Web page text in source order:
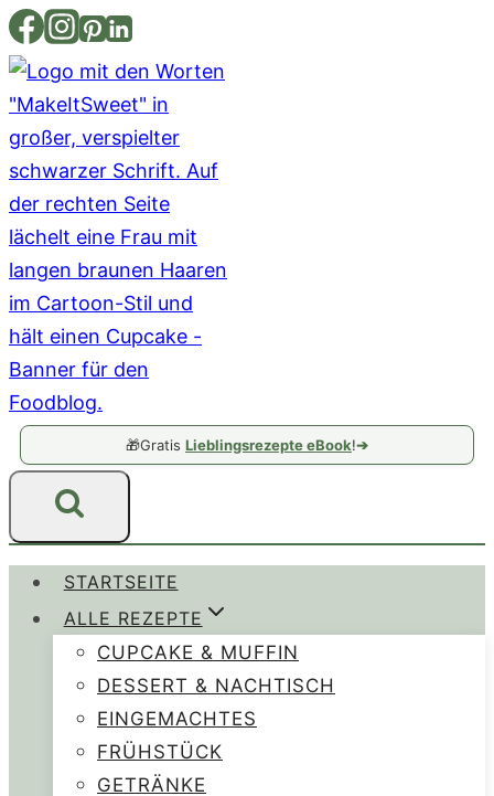
Zum
Inhalt
springen
🎁Gratis Lieblingsrezepte eBook!➔
STARTSEITE
ALLE REZEPTE
CUPCAKE & MUFFIN
DESSERT & NACHTISCH
EINGEMACHTES
FRÜHSTÜCK
GETRÄNKE